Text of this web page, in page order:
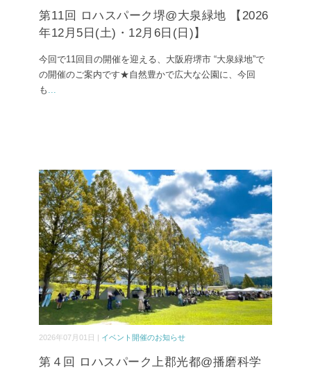
第11回 ロハスパーク堺@大泉緑地 【2026
年12月5日(土)・12月6日(日)】
今回で11回目の開催を迎える、大阪府堺市 “大泉緑地”で
の開催のご案内です★自然豊かで広大な公園に、今回
も ...
2026年07月01日 | イベント開催のお知らせ
第４回 ロハスパーク上郡光都@播磨科学